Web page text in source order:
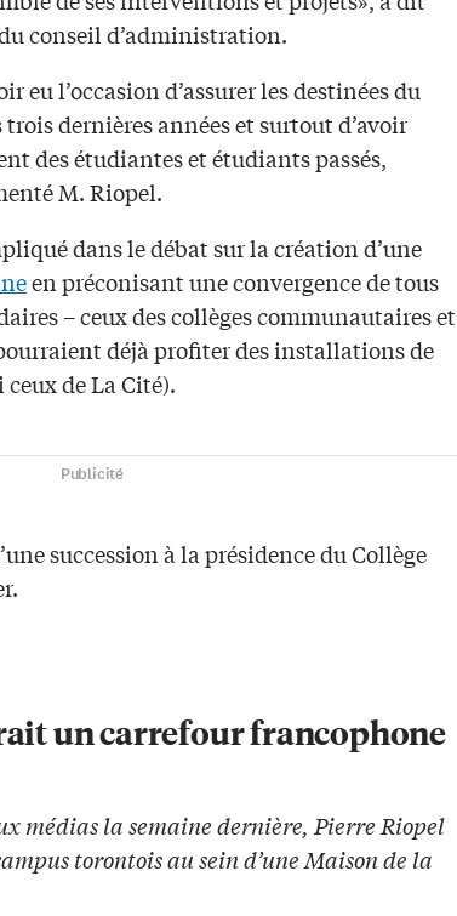
conseil d’administration.
eu l’occasion d’assurer les destinées du
dernières années et surtout d’avoir
des étudiantes et étudiants passés,
M. Riopel.
dans le débat sur la création d’une
en préconisant une convergence de tous
– ceux des collèges communautaires et
déjà profiter des installations de
de La Cité).
Publicité
succession à la présidence du Collège
un carrefour francophone
médias la semaine dernière, Pierre Riopel
torontois au sein d’une Maison de la